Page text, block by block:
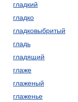
гладкий
гладко
гладковыбритый
гладь
гладящий
глаже
глаженый
глаженье